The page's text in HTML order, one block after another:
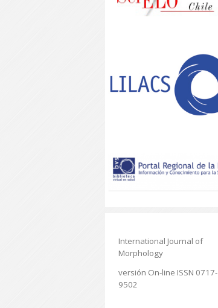
International Journal of
Morphology
versión On-line ISSN 0717-
9502